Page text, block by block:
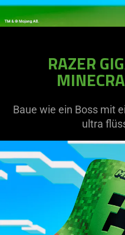
RAZER
Baue wie ein Boss mit
ultra